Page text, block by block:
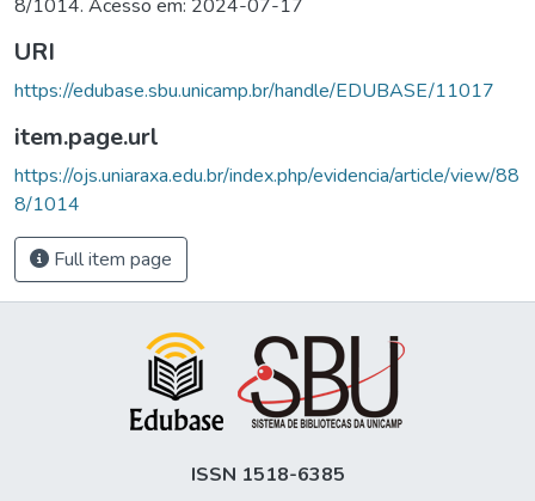
8/1014. Acesso em: 2024-07-17
URI
https://edubase.sbu.unicamp.br/handle/EDUBASE/11017
item.page.url
https://ojs.uniaraxa.edu.br/index.php/evidencia/article/view/88
8/1014
Full item page
ISSN 1518-6385